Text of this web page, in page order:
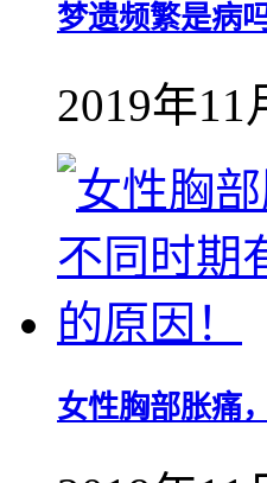
梦遗频繁是病
2019年11
女性胸部胀痛